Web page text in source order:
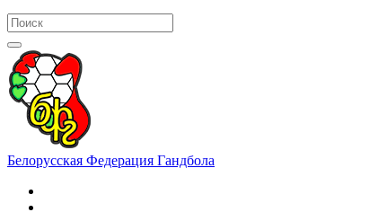
Белорусская Федерация Гандбола